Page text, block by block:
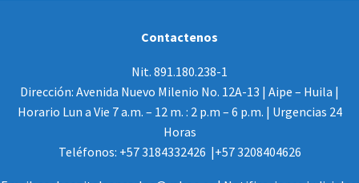
Contactenos
Nit. 891.180.238-1
Dirección: Avenida Nuevo Milenio No. 12A-13 | Aipe – Huila |
Horario Lun a Vie 7 a.m. – 12 m. : 2 p.m – 6 p.m. | Urgencias 24
Horas
Teléfonos: +57 3184332426 |+57 3208404626